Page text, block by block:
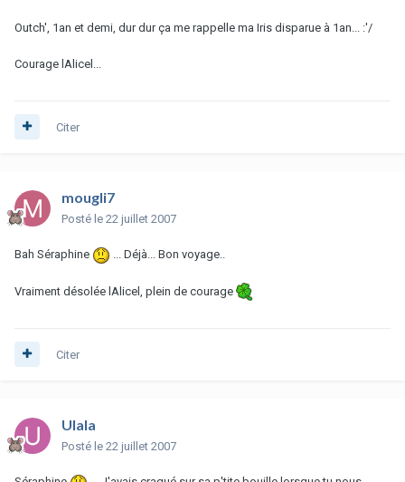
Outch', 1an et demi, dur dur ça me rappelle ma Iris disparue à 1an... :'/
Courage lAlicel...
Citer
mougli7
Posté le 22 juillet 2007
Bah Séraphine ... Déjà... Bon voyage..
Vraiment désolée lAlicel, plein de courage
Citer
Ulala
Posté le 22 juillet 2007